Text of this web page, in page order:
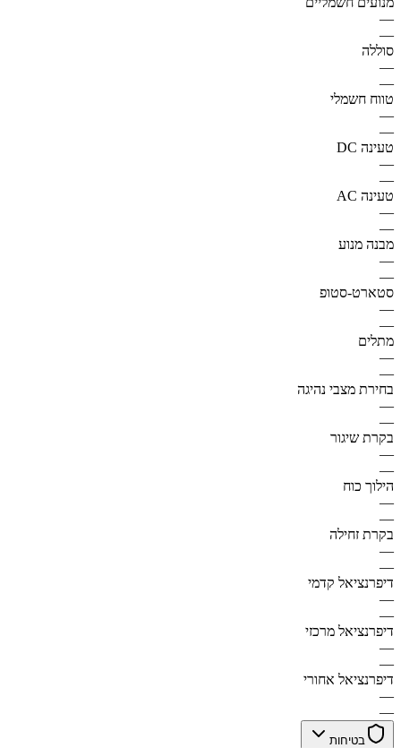
—
—
סוללה
—
—
טווח חשמלי
—
—
טעינה DC
—
—
טעינה AC
—
—
מבנה מנוע
—
—
סטארט-סטופ
—
—
מתלים
—
—
בחירת מצבי נהיגה
—
—
בקרת שיגור
—
—
הילוך כוח
—
—
בקרת זחילה
—
—
דיפרנציאל קדמי
—
—
דיפרנציאל מרכזי
—
—
דיפרנציאל אחורי
—
—
בטיחות